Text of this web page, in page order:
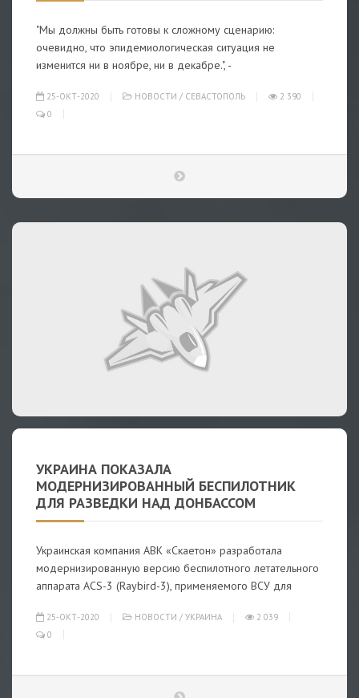
"Мы должны быть готовы к сложному сценарию:
очевидно, что эпидемиологическая ситуация не
изменится ни в ноябре, ни в декабре.", -
25-ОКТ-2020 НОВОСТИ / СЕВАСТОПОЛЬ
2 390
0
УКРАИНА ПОКАЗАЛА
МОДЕРНИЗИРОВАННЫЙ БЕСПИЛОТНИК
ДЛЯ РАЗВЕДКИ НАД ДОНБАССОМ
Украинская компания АВК «Скаетон» разработала
модернизированную версию беспилотного летательного
аппарата ACS-3 (Raybird-3), применяемого ВСУ для
25-ОКТ-2020 НОВОСТИ / УКРАИНА
2 039
0